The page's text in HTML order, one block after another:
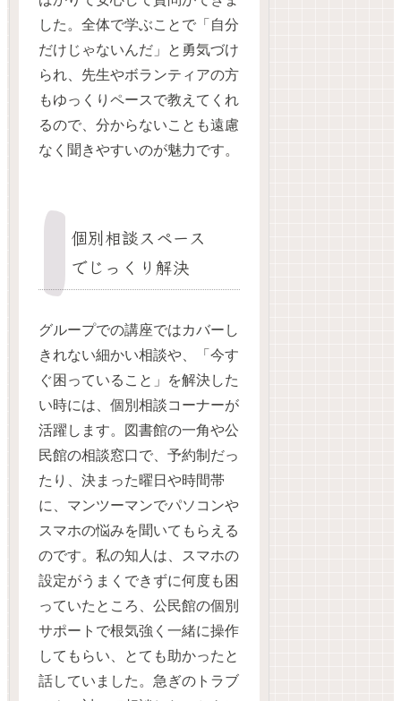
した。全体で学ぶことで「自分
だけじゃないんだ」と勇気づけ
られ、先生やボランティアの方
もゆっくりペースで教えてくれ
るので、分からないことも遠慮
なく聞きやすいのが魅力です。
個別相談スペース
でじっくり解決
グループでの講座ではカバーし
きれない細かい相談や、「今す
ぐ困っていること」を解決した
い時には、個別相談コーナーが
活躍します。図書館の一角や公
民館の相談窓口で、予約制だっ
たり、決まった曜日や時間帯
に、マンツーマンでパソコンや
スマホの悩みを聞いてもらえる
のです。私の知人は、スマホの
設定がうまくできずに何度も困
っていたところ、公民館の個別
サポートで根気強く一緒に操作
してもらい、とても助かったと
話していました。急ぎのトラブ